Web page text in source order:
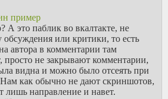
пример
А это паблик во вкалтакте, не
обсуждения или критики, то есть
автора в комментарии там
просто не закрывают комментарии,
видна и можно было отсеять при
как обычно не дают скриншотов,
лишь направление и навет.